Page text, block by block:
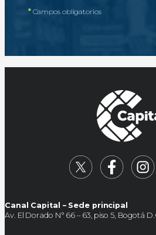
*Campos obligatorios
Canal Capital – Sede principal
Av. El Dorado N° 66 – 63, piso 5, Bogotá